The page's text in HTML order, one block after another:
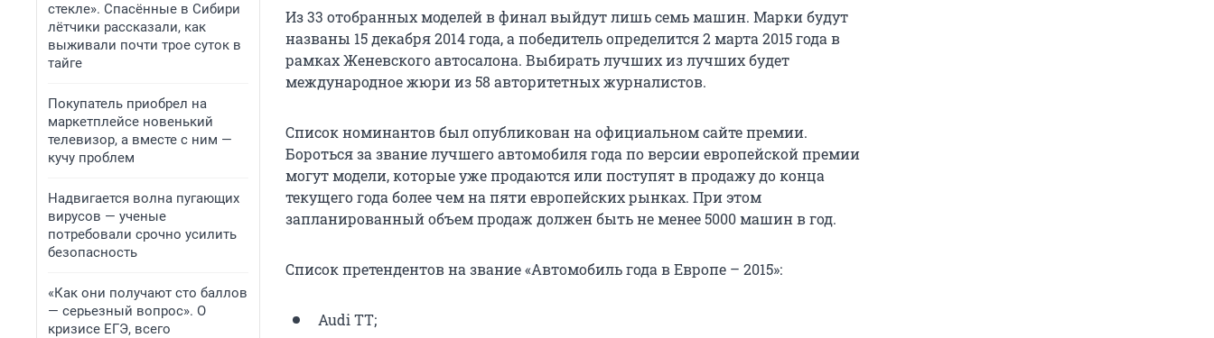
стекле». Спасённые в Сибири
лётчики рассказали, как
выживали почти трое суток в
тайге
Покупатель приобрел на
маркетплейсе новенький
телевизор, а вместе с ним —
кучу проблем
Надвигается волна пугающих
вирусов — ученые
потребовали срочно усилить
безопасность
«Как они получают сто баллов
— серьезный вопрос». О
кризисе ЕГЭ, всего
Из 33 отобранных моделей в финал выйдут лишь семь машин. Марки будут
названы 15 декабря 2014 года, а победитель определится 2 марта 2015 года в
рамках Женевского автосалона. Выбирать лучших из лучших будет
международное жюри из 58 авторитетных журналистов.
Список номинантов был опубликован на официальном сайте премии.
Бороться за звание лучшего автомобиля года по версии европейской премии
могут модели, которые уже продаются или поступят в продажу до конца
текущего года более чем на пяти европейских рынках. При этом
запланированный объем продаж должен быть не менее 5000 машин в год.
Список претендентов на звание «Автомобиль года в Европе – 2015»:
Audi TT;